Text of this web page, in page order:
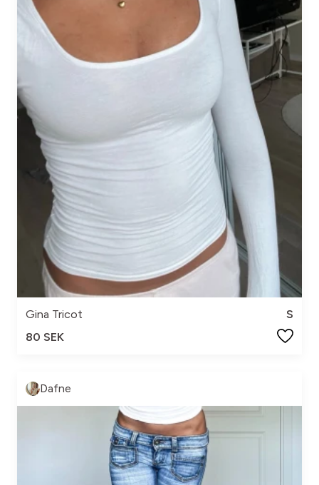
Gina Tricot
S
80 SEK
Dafne